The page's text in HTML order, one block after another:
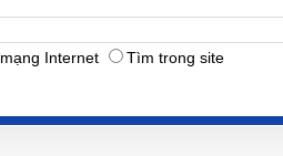
Internet
Tìm trong site